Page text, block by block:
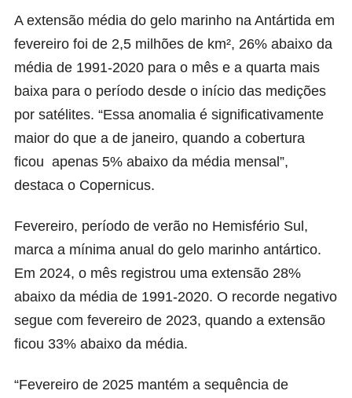
A extensão média do gelo marinho na Antártida em
fevereiro foi de 2,5 milhões de km², 26% abaixo da
média de 1991-2020 para o mês e a quarta mais
baixa para o período desde o início das medições
por satélites. “Essa anomalia é significativamente
maior do que a de janeiro, quando a cobertura
ficou apenas 5% abaixo da média mensal”,
destaca o Copernicus.
Fevereiro, período de verão no Hemisfério Sul,
marca a mínima anual do gelo marinho antártico.
Em 2024, o mês registrou uma extensão 28%
abaixo da média de 1991-2020. O recorde negativo
segue com fevereiro de 2023, quando a extensão
ficou 33% abaixo da média.
“Fevereiro de 2025 mantém a sequência de